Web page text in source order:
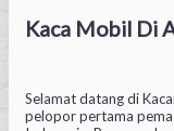
Kaca Mobil Di
Selamat datang di
pelopor pertama